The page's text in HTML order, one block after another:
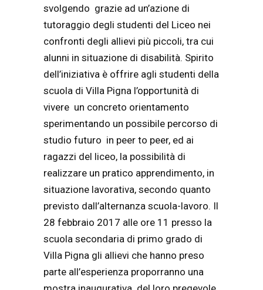
svolgendo grazie ad un’azione di
tutoraggio degli studenti del Liceo nei
confronti degli allievi più piccoli, tra cui
alunni in situazione di disabilità. Spirito
dell’iniziativa è offrire agli studenti della
scuola di Villa Pigna l’opportunità di
vivere un concreto orientamento
sperimentando un possibile percorso di
studio futuro in peer to peer, ed ai
ragazzi del liceo, la possibilità di
realizzare un pratico apprendimento, in
situazione lavorativa, secondo quanto
previsto dall’alternanza scuola-lavoro. Il
28 febbraio 2017 alle ore 11 presso la
scuola secondaria di primo grado di
Villa Pigna gli allievi che hanno preso
parte all’esperienza proporranno una